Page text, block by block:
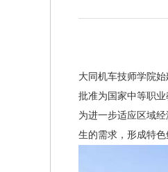
大同机车技师学院
批准为国家中等职业
为进一步适应区域
生的需求，形成特色